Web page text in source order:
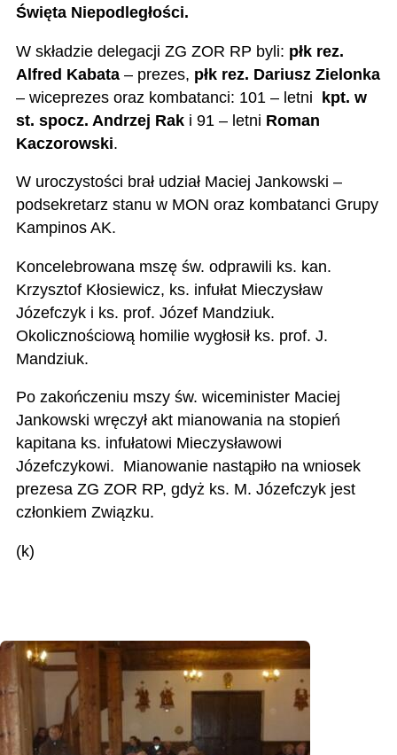
Święta Niepodległości.
W składzie delegacji ZG ZOR RP byli: płk rez.
Alfred Kabata– prezes, płk rez. Dariusz Zielonka
– wiceprezes oraz kombatanci: 101 – letni kpt. w
st. spocz. Andrzej Raki 91 – letni Roman
Kaczorowski.
W uroczystości brał udział Maciej Jankowski –
podsekretarz stanu w MON oraz kombatanci Grupy
Kampinos AK.
Koncelebrowana mszę św. odprawili ks. kan.
Krzysztof Kłosiewicz, ks. infułat Mieczysław
Józefczyk i ks. prof. Józef Mandziuk.
Okolicznościową homilie wygłosił ks. prof. J.
Mandziuk.
Po zakończeniu mszy św. wiceminister Maciej
Jankowski wręczył akt mianowania na stopień
kapitana ks. infułatowi Mieczysławowi
Józefczykowi. Mianowanie nastąpiło na wniosek
prezesa ZG ZOR RP, gdyż ks. M. Józefczyk jest
członkiem Związku.
(k)